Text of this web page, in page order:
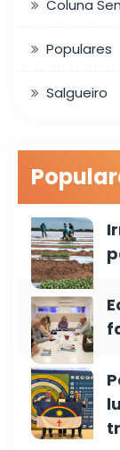
Coluna
Populares
Salgueiro